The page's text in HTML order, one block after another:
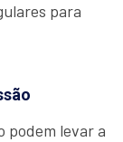
para
podem levar a